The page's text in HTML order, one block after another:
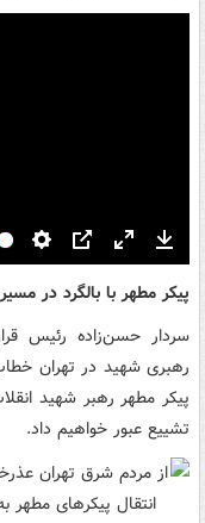
Settings
PIP Enter
fullscreen
پیکر مطهر با بالگرد در
سردار حسن‌زاده رئیس
رهبری شهید در تهران
پیکر مطهر رهبر شهید
تشییع عبور خواهیم داد.